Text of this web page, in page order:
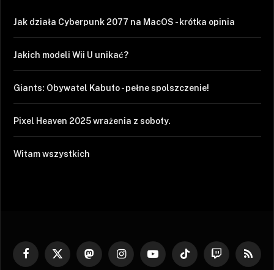
Jak działa Cyberpunk 2077 na MacOS - krótka opinia
Jakich modeli Wii U unikać?
Giants: Obywatel Kabuto - pełne spolszczenie!
Pixel Heaven 2025 wrażenia z soboty.
Witam wszystkich
Facebook
X
MastodonInstagramYouTubeTikTok Twitch RSS